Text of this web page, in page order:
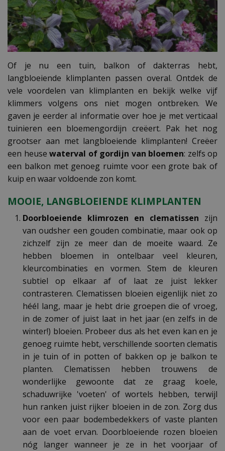
Of je nu een tuin, balkon of dakterras hebt,
langbloeiende klimplanten passen overal. Ontdek de
vele voordelen van klimplanten en bekijk welke vijf
klimmers volgens ons niet mogen ontbreken. We
gaven je eerder al informatie over hoe je met verticaal
tuinieren een bloemengordijn creëert. Pak het nog
grootser aan met langbloeiende klimplanten! Creëer
een heuse waterval of gordijn van bloemen: zelfs op
een balkon met genoeg ruimte voor een grote bak of
kuip en waar voldoende zon komt.
MOOIE, LANGBLOEIENDE KLIMPLANTEN
Doorbloeiende klimrozen en clematissen zijn
van oudsher een gouden combinatie, maar ook op
zichzelf zijn ze meer dan de moeite waard. Ze
hebben bloemen in ontelbaar veel kleuren,
kleurcombinaties en vormen. Stem de kleuren
subtiel op elkaar af of laat ze juist lekker
contrasteren. Clematissen bloeien eigenlijk niet zo
héél lang, maar je hebt drie groepen die of vroeg,
in de zomer of juist laat in het jaar (en zelfs in de
winter!) bloeien. Probeer dus als het even kan en je
genoeg ruimte hebt, verschillende soorten clematis
in je tuin of in potten of bakken op je balkon te
planten. Clematissen hebben trouwens de
wonderlijke gewoonte dat ze graag koele,
schaduwrijke 'voeten' of wortels hebben, terwijl
hun ranken juist rijker bloeien in de zon. Zorg dus
voor een paar bodembedekkers of vaste planten
aan de voet ervan. Doorbloeiende rozen bloeien
nóg langer wanneer je ze in het voorjaar of